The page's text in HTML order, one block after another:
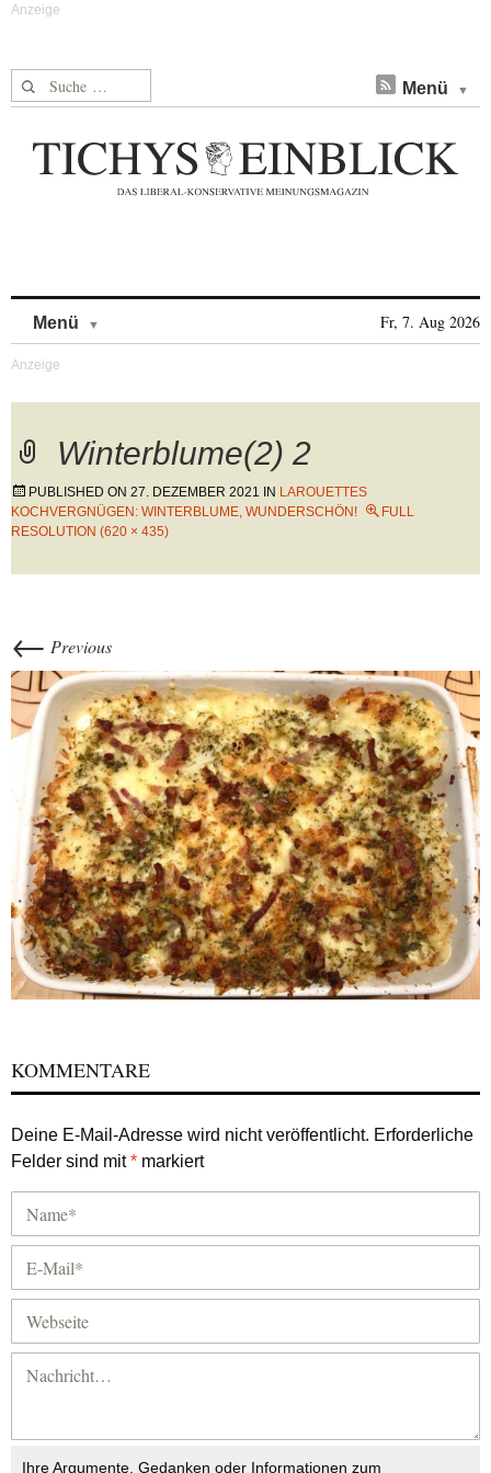
Suche nach: Menü
Menü Fr, 7. Aug 2026
Winterblume(2) 2
PUBLISHED ON 27. DEZEMBER 2021 IN LAROUETTES
KOCHVERGNÜGEN: WINTERBLUME, WUNDERSCHÖN!
FULL
RESOLUTION (620 × 435)
← Previous
KOMMENTARE
Deine E-Mail-Adresse wird nicht veröffentlicht. Erforderliche
Felder sind mit* markiert
Ihre Argumente, Gedanken oder Informationen zum